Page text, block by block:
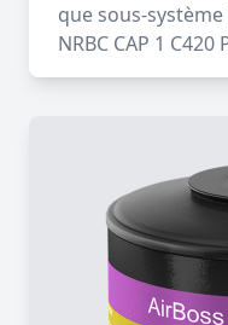
que sous-
NRBC CAP 1 C420